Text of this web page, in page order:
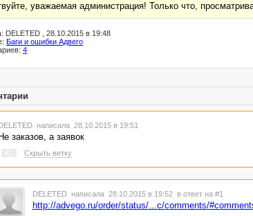
уважаемая администрация! Только что,
DELETED , 28.10.2015 в 19:48
Баги и ошибки Адвего
4
написала 28.10.2015 в 19:51
Не заказов, а заявок
Скрыть ветку
DELETED написала 28.10.2015 в 19:52 в ответ на #1
http://advego.ru/order/status/...c/comments/